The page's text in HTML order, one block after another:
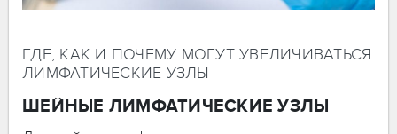
ГДЕ, КАК И ПОЧЕМУ МОГУТ УВЕЛИЧИВАТЬСЯ
ЛИМФАТИЧЕСКИЕ УЗЛЫ
ШЕЙНЫЕ ЛИМФАТИЧЕСКИЕ УЗЛЫ